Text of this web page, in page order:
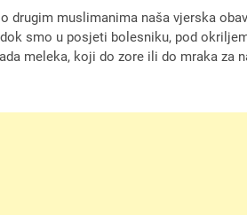
drugim muslimanima naša vjerska
smo u posjeti bolesniku, pod
meleka, koji do zore ili do mraka za